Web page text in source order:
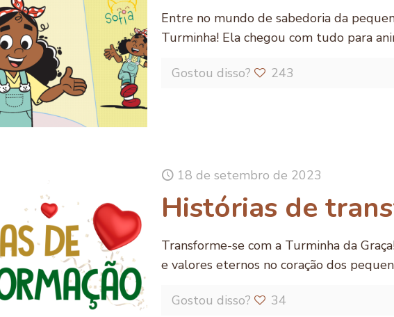
Entre no mundo de sabedoria da
Turminha! Ela chegou com tudo para
Gostou disso? 243
18 de setembro de 2023
Histórias de
Transforme-se com a Turminha da
e valores eternos no coração dos
Gostou disso? 34